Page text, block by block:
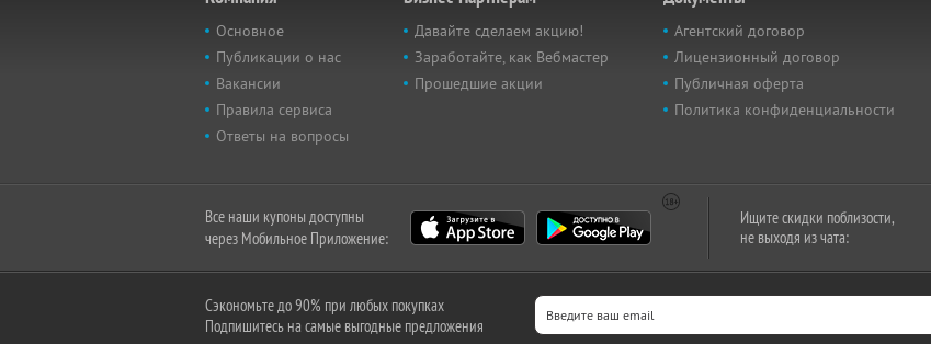
Основное
Публикации о нас
Вакансии
Правила сервиса
Ответы на вопросы
Давайте сделаем акцию!
Заработайте, как Вебмастер
Прошедшие акции
Агентский договор
Лицензионный договор
Публичная оферта
Политика конфиденциальности
Все наши купоны доступны
через Мобильное Приложение:
Ищите скидки поблизости,
не выходя из чата:
Сэкономьте до 90% при любых покупках
Подпишитесь на самые выгодные предложения